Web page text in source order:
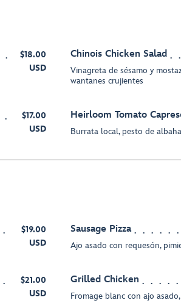
$18.00
USD
Chinois Chicken Salad
Vinagreta de sésamo y
wantanes crujientes
$17.00
USD
Heirloom Tomato
Burrata local, pesto de
$19.00
USD
Sausage Pizza
Ajo asado con requesón,
$21.00
USD
Grilled Chicken
Fromage blanc con ajo